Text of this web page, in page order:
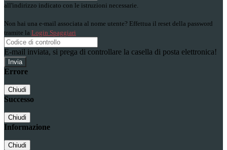
all'indirizzo indicato con le istruzioni necessarie.
Non hai una e-mail associata al nome utente? Effettua il reset della password
tramite la Login Spaggiari
E-mail inviata, si prega di controllare la casella di posta elettronica!
Errore
Chiudi
Successo
Chiudi
Informazione
Chiudi